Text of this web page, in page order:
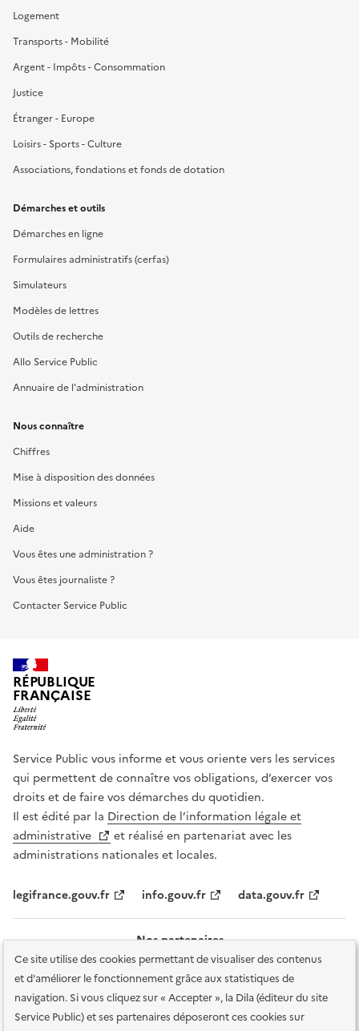
Ce site utilise des cookies permettant de visualiser des contenus
et d'améliorer le fonctionnement grâce aux statistiques de
navigation. Si vous cliquez sur « Accepter », la Dila (éditeur du site
Service Public) et ses partenaires déposeront ces cookies sur
Logement
Transports - Mobilité
Argent - Impôts - Consommation
Justice
Étranger - Europe
Loisirs - Sports - Culture
Associations, fondations et fonds de dotation
Démarches et outils
Démarches en ligne
Formulaires administratifs (cerfas)
Simulateurs
Modèles de lettres
Outils de recherche
Allo Service Public
Annuaire de l'administration
Nous connaître
Chiffres
Mise à disposition des données
Missions et valeurs
Aide
Vous êtes une administration ?
Vous êtes journaliste ?
Contacter Service Public
RÉPUBLIQUE
FRANÇAISE
Service Public vous informe et vous oriente vers les services
qui permettent de connaître vos obligations, d’exercer vos
droits et de faire vos démarches du quotidien.
Il est édité par la Direction de l’information légale et
administrative
et réalisé en partenariat avec les
administrations nationales et locales.
legifrance.gouv.fr info.gouv.fr data.gouv.fr
Nos partenaires